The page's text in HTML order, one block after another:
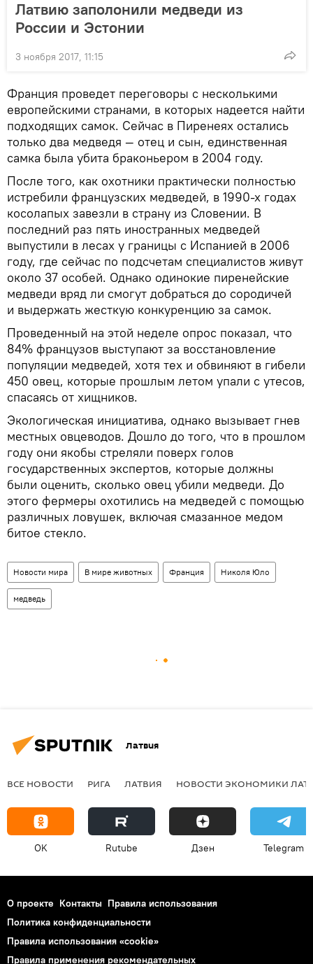
Латвию заполонили медведи из
России и Эстонии
3 ноября 2017, 11:15
Франция проведет переговоры с несколькими
европейскими странами, в которых надеется найти
подходящих самок. Сейчас в Пиренеях остались
только два медведя — отец и сын, единственная
самка была убита браконьером в 2004 году.
После того, как охотники практически полностью
истребили французских медведей, в 1990-х годах
косолапых завезли в страну из Словении. В
последний раз пять иностранных медведей
выпустили в лесах у границы с Испанией в 2006
году, где сейчас по подсчетам специалистов живут
около 37 особей. Однако одинокие пиренейские
медведи вряд ли смогут добраться до сородичей
и выдержать жесткую конкуренцию за самок.
Проведенный на этой неделе опрос показал, что
84% французов выступают за восстановление
популяции медведей, хотя тех и обвиняют в гибели
450 овец, которые прошлым летом упали с утесов,
спасаясь от хищников.
Экологическая инициатива, однако вызывает гнев
местных овцеводов. Дошло до того, что в прошлом
году они якобы стреляли поверх голов
государственных экспертов, которые должны
были оценить, сколько овец убили медведи. До
этого фермеры охотились на медведей с помощью
различных ловушек, включая смазанное медом
битое стекло.
Новости мира В мире животных Франция Николя Юло
медведь
Латвия
ВСЕ НОВОСТИ РИГА ЛАТВИЯ НОВОСТИ ЭКОНОМИКИ
OK Rutube Дзен Telegram
О проекте Контакты Правила использования
Политика конфиденциальности
Правила использования «cookie»
Правила применения рекомендательных